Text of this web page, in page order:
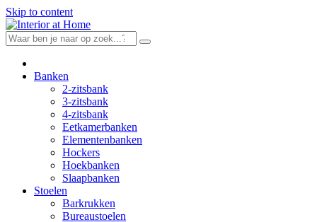
Skip to content
Banken
2-zitsbank
3-zitsbank
4-zitsbank
Eetkamerbanken
Elementenbanken
Hockers
Hoekbanken
Slaapbanken
Stoelen
Barkrukken
Bureaustoelen